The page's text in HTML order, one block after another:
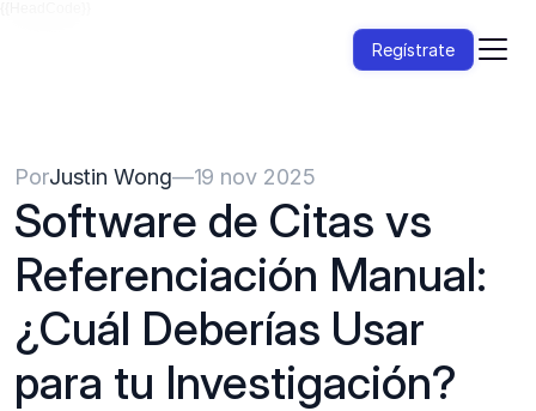
Regístrate
PorJustin Wong—19 nov 2025
Software de Citas vs
Referenciación Manual:
¿Cuál Deberías Usar
para tu Investigación?